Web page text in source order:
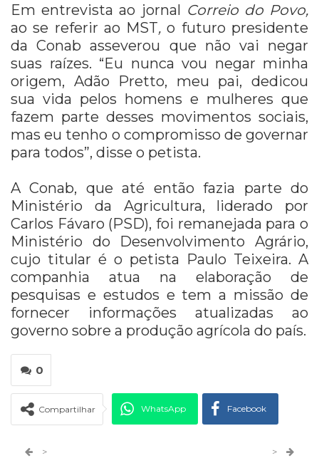
Em entrevista ao jornal Correio do Povo,
ao se referir ao MST,o futuro presidente
da Conab asseverou que não vai negar
suas raízes. “Eu nunca vou negar minha
origem, Adão Pretto, meu pai, dedicou
sua vida pelos homens e mulheres que
fazem parte desses movimentos sociais,
mas eu tenho o compromisso de governar
para todos”, disse o petista.
A Conab, que até então fazia parte do
Ministério da Agricultura, liderado por
Carlos Fávaro (PSD), foi remanejada para o
Ministério do Desenvolvimento Agrário,
cujo titular é o petista Paulo Teixeira. A
companhia atua na elaboração de
pesquisas e estudos e tem a missão de
fornecer informações atualizadas ao
governo sobre a produção agrícola do país.
0
Compartilhar WhatsApp Facebook
> >